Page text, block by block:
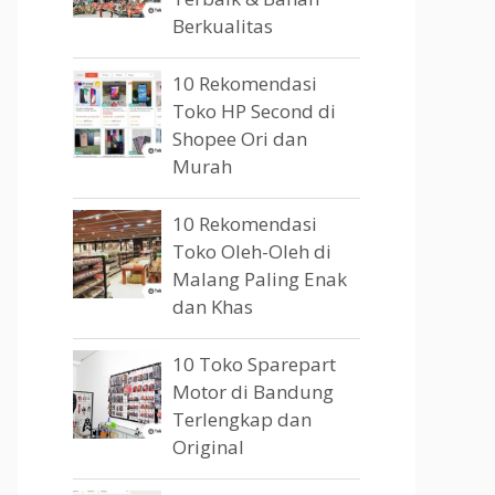
Berkualitas
10 Rekomendasi
Toko HP Second di
Shopee Ori dan
Murah
10 Rekomendasi
Toko Oleh-Oleh di
Malang Paling Enak
dan Khas
10 Toko Sparepart
Motor di Bandung
Terlengkap dan
Original